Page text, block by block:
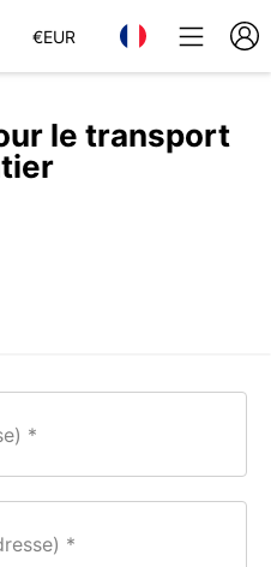
€EUR
le transport